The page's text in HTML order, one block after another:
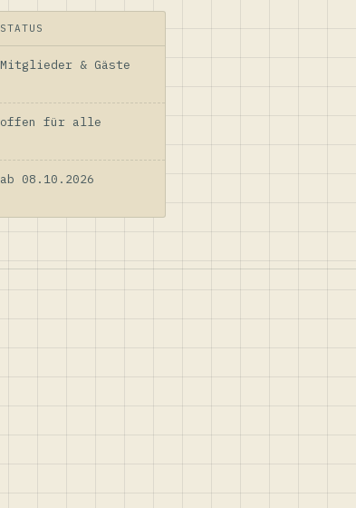
STATUS
Mitglieder & Gäste
offen für alle
ab 08.10.2026